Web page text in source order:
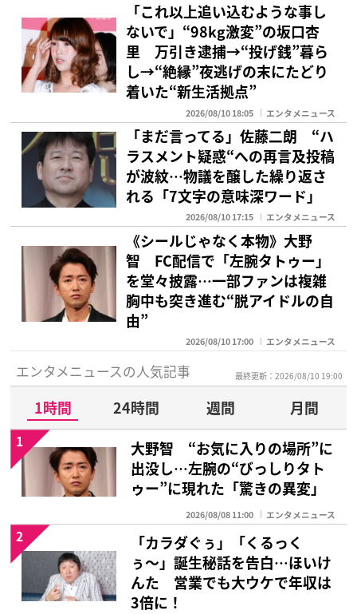
「これ以上追い込むような事し
ないで」“98kg激変”の坂口杏
里 万引き逮捕→“投げ銭”暮ら
し→“絶縁”夜逃げの末にたどり
着いた“新生活拠点”
2026/08/10 18:05 エンタメニュース
「まだ言ってる」佐藤二朗 “ハ
ラスメント疑惑“への再言及投稿
が波紋…物議を醸した繰り返さ
れる「7文字の意味深ワード」
2026/08/10 17:15 エンタメニュース
《シールじゃなく本物》大野
智 FC配信で「左腕タトゥー」
を堂々披露…一部ファンは複雑
胸中も突き進む“脱アイドルの自
由”
2026/08/10 17:00 エンタメニュース
エンタメニュースの人気記事 最終更新：2026/08/10 19:00
1時間 24時間 週間
月間
大野智 “お気に入りの場所”に
出没し…左腕の“びっしりタト
ゥー”に現れた「驚きの異変」
2026/08/08 11:00 エンタメニュース
1
「カラダぐぅ」「くるっく
ぅ〜」誕生秘話を告白…ほいけ
んた 営業でも大ウケで年収は
3倍に！
2